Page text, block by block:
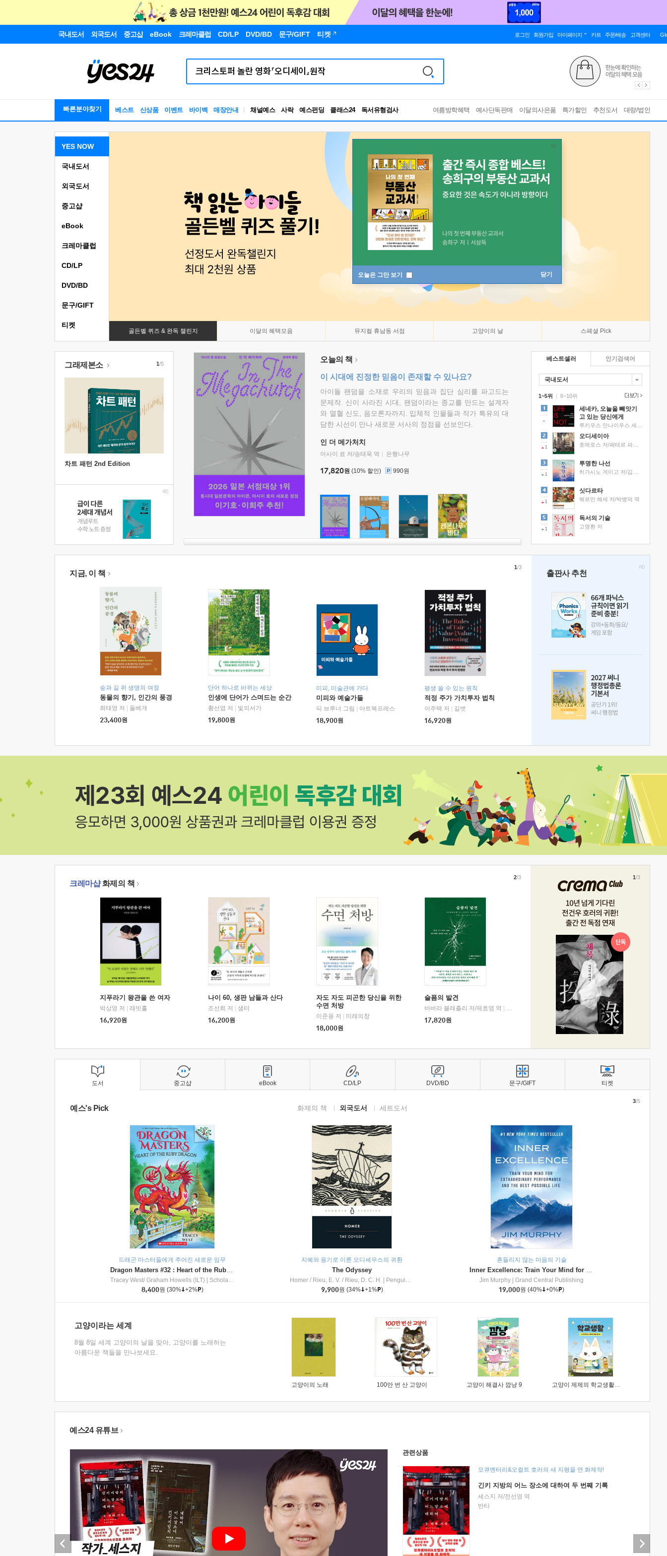
국내도서 외국도서 중고샵 eBook 크레마클럽 CD/LP DVD/BD 문구/GIFT 티켓 로그인 회원가입 마이페이지 카트 주문/배송 고객센터
빠른분야찾기 베스트 신상품 이벤트 바이백 매장안내 채널예스 사락 예스펀딩 클래스24
RBTI Lab
독서유형검사
여름방학혜택 예사단독판매 이달의사은품 특가할인 추천도서 대량/법인
오늘은 그만 보기 닫기
YES NOW
골든벨 퀴즈 & 완독 챌린지 이달의 혜택모음 뮤지컬 휴남동 서점 고양이의 날 스페셜 Pick
국내도서
외국도서
중고샵
eBook
크레마클럽
CD/LP
DVD/BD
문구/GIFT
티켓
그래제본소
차트 패턴 2nd Edition
1/5 오늘의 책
이 시대에 진정한 믿음이 존재할 수 있나요?
아이돌 팬덤을 소재로 우리의 믿음과 집단 심리를 파고드는
문제작. 신이 사라진 시대, 팬덤이라는 종교를 만드는 설계자
와 열혈 신도, 음모론자까지. 입체적 인물들과 작가 특유의 대
담한 시선이 만나 새로운 서사의 정점을 선보인다.
인 더 메가처치
아사이 료 저/송태욱 역 은행나무
17,820원 (10% 할인) 990원
베스트셀러
국내도서
1~5위 |
세네카, 오늘을 빼앗기
고 있는 당신에게
1
오디세이아
1
투명한 나선
1
싯다르타
헤르만 헤세 저/박병덕 역
1
독서의 기술
고명환 저
6~10위
인기검색어
지금, 이 책
숲과 길 위 생명의 여정
동물의 향기, 인간의 풍경
최태영 저
돌베개
23,400원
단어 하나로 바뀌는 세상
인생에 단어가 스며드는 순간
황선엽 저
빛의서가
19,800원
미피, 미술관에 가다
미피와 예술가들
딕 브루너 그림
아트북프레스
18,900원
평생 쓸 수 있는 원칙
적정 주가 가치투자 법칙
이주택 저
길벗
16,920원
1/3
출판사 추천
크레마샵화제의 책
지푸라기 왕관을 쓴 여자
박상영 저
래빗홀
16,920원
나이 60, 생판 남들과 산다
조선희 저
샘터
16,200원
자도 자도 피곤한 당신을 위한
수면 처방
이준용 저
미래의창
18,000원
슬픔의 발견
바버라 블래츨리 저/제효영 역
디플롯
17,820원
2/3 1/3
도서
예스's Pick 화제의 책 외국도서 세트도서
드래곤 마스터들에게 주어진 새로운 임무
Dragon Masters #32 : Heart of the Ruby Dragon (A Branches Book)
Tracey West/ Graham Howells (ILT)
Scholastic Inc
8,400원 (30% +2% )
지혜와 용기로 이룬 오디세우스의 귀환
The Odyssey
Homer / Rieu, E. V. / Rieu, D. C. H.
Penguin Group
9,900원 (34% +1% )
흔들리지 않는 마음의 기술
Inner Excellence: Train Your Mind for Extraordinary Performance and the Best Possible Life
Jim Murphy
Grand Central Publishing
19,000원 (40% +0% )
3/5
고양이라는 세계
8월 8일 세계 고양이의 날을 맞아, 고양이를 노래하는
아름다운 책들을 만나보세요.
고양이의 노래 100만 번 산 고양이 고양이 해결사 깜냥 9 고양이 제제의 학교생활 1 : 초등학생이 이렇게 힘들 줄이야
중고샵 eBook CD/LP DVD/BD 문구/GIFT 티켓
예스24 유튜브
관련상품
모큐멘터리&오컬트 호러의 새 지평을 연 화제작!
긴키 지방의 어느 장소에 대하여 두 번째 기록
세스지 저/전선영 역
반타